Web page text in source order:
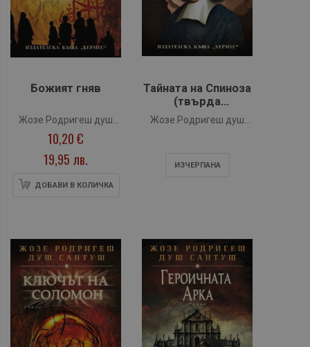
Божият гняв
Жозе Родригеш душ
Сантуш
10,20 €
19,95 лв.
ДОБАВИ В КОЛИЧКА
Тайната на Спиноза
(твърда
подвързия)
Жозе Родригеш душ
ИЗЧЕРПАНA